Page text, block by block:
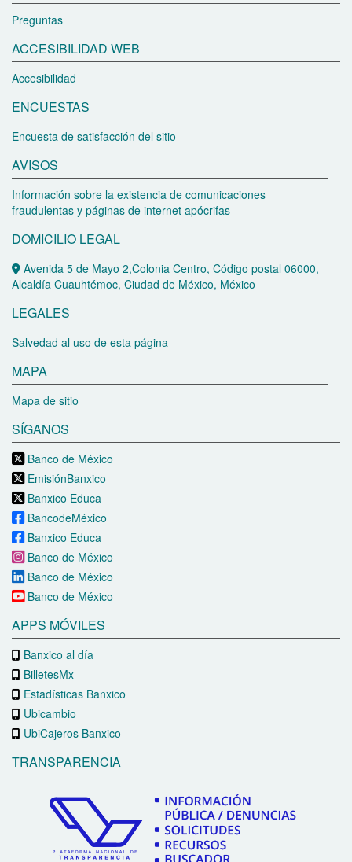
Preguntas
ACCESIBILIDAD WEB
Accesibilidad
ENCUESTAS
Encuesta de satisfacción del sitio
AVISOS
Información sobre la existencia de comunicaciones
fraudulentas y páginas de internet apócrifas
DOMICILIO LEGAL
Avenida 5 de Mayo 2,Colonia Centro, Código postal 06000,
Alcaldía Cuauhtémoc, Ciudad de México, México
LEGALES
Salvedad al uso de esta página
MAPA
Mapa de sitio
SÍGANOS
Banco de México
EmisiónBanxico
Banxico Educa
BancodeMéxico
Banxico Educa
Banco de México
Banco de México
Banco de México
APPS MÓVILES
Banxico al día
BilletesMx
Estadísticas Banxico
Ubicambio
UbiCajeros Banxico
TRANSPARENCIA